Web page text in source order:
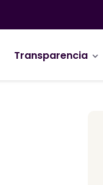
Transparencia